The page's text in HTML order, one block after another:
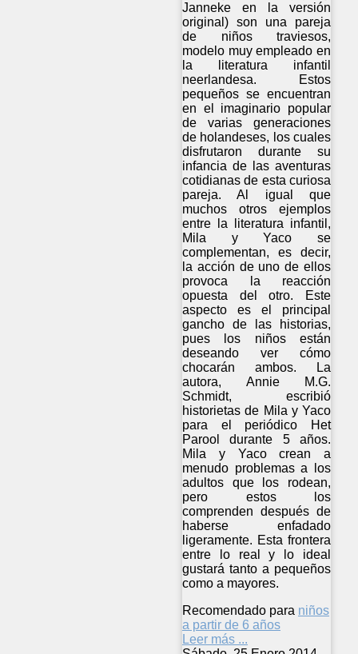
Janneke en la versión
original) son una pareja
de niños traviesos,
modelo muy empleado en
la literatura infantil
neerlandesa. Estos
pequeños se encuentran
en el imaginario popular
de varias generaciones
de holandeses, los cuales
disfrutaron durante su
infancia de las aventuras
cotidianas de esta curiosa
pareja. Al igual que
muchos otros ejemplos
entre la literatura infantil,
Mila y Yaco se
complementan, es decir,
la acción de uno de ellos
provoca la reacción
opuesta del otro. Este
aspecto es el principal
gancho de las historias,
pues los niños están
deseando ver cómo
chocarán ambos. La
autora, Annie M.G.
Schmidt, escribió
historietas de Mila y Yaco
para el periódico Het
Parool durante 5 años.
Mila y Yaco crean a
menudo problemas a los
adultos que los rodean,
pero estos los
comprenden después de
haberse enfadado
ligeramente. Esta frontera
entre lo real y lo ideal
gustará tanto a pequeños
como a mayores.
Recomendado para niños
a partir de 6 años
Leer más ...